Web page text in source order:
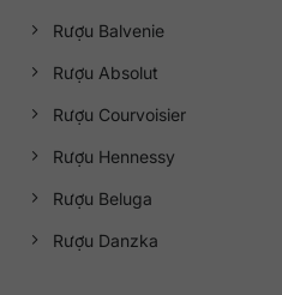
Rượu Balvenie
Rượu Absolut
Rượu Courvoisier
Rượu Hennessy
Rượu Beluga
Rượu Danzka